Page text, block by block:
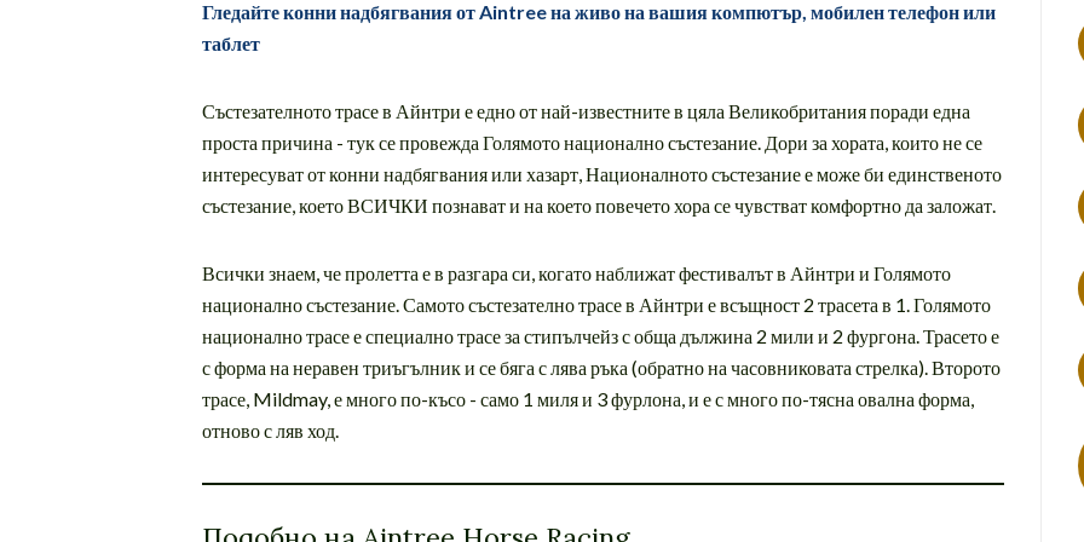
Гледайте конни надбягвания от Aintree на живо на вашия компютър, мобилен телефон или
таблет
Състезателното трасе в Айнтри е едно от най-известните в цяла Великобритания поради една
проста причина - тук се провежда Голямото национално състезание. Дори за хората, които не се
интересуват от конни надбягвания или хазарт, Националното състезание е може би единственото
състезание, което ВСИЧКИ познават и на което повечето хора се чувстват комфортно да заложат.
Всички знаем, че пролетта е в разгара си, когато наближат фестивалът в Айнтри и Голямото
национално състезание. Самото състезателно трасе в Айнтри е всъщност 2 трасета в 1. Голямото
национално трасе е специално трасе за стипълчейз с обща дължина 2 мили и 2 фургона. Трасето е
с форма на неравен триъгълник и се бяга с лява ръка (обратно на часовниковата стрелка). Второто
трасе, Mildmay, е много по-късо - само 1 миля и 3 фурлона, и е с много по-тясна овална форма,
отново с ляв ход.